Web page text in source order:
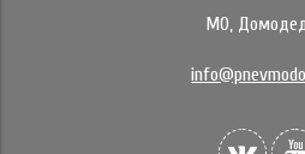
МО,